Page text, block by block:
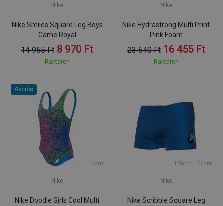
Nike
Nike Smiles Square Leg Boys
Game Royal
14 955 Ft 8 970 Ft
Raktáron
Nike
Nike Hydrastrong Multi Print
Pink Foam
23 640 Ft 16 455 Ft
Raktáron
Akciós
116cm
Nike
Nike Doodle Girls Cool Multi
128cm 152cm
Nike
Nike Scribble Square Leg